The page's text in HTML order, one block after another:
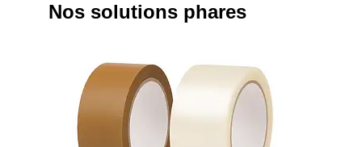
Nos solutions phares